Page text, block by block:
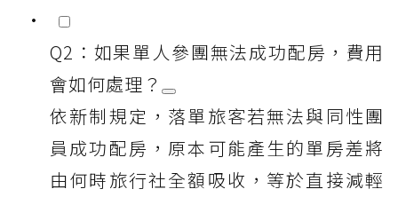
Q2：如果單人參團無法成功配房，費用
會如何處理？
依新制規定，落單旅客若無法與同性團
員成功配房，原本可能產生的單房差將
由何時旅行社全額吸收，等於直接減輕